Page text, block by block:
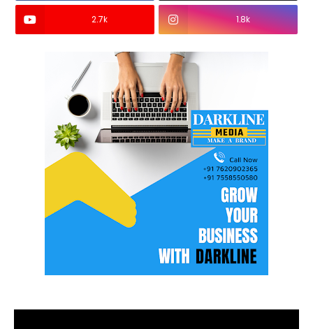
2.7k 1.8k